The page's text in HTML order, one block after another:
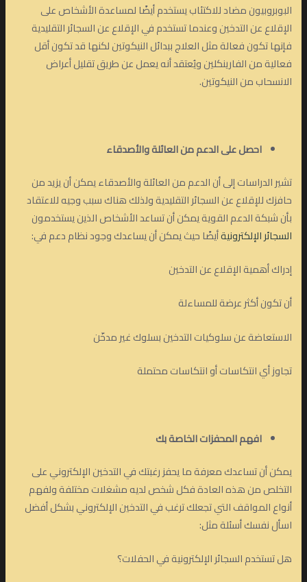
البوبروبيون مضاد للاكتئاب يستخدم أيضًا لمساعدة الأشخاص على
الإقلاع عن التدخين وعندما تستخدم في الإقلاع عن السجائر التقليدية
فإنها تكون فعالة مثل العلاج ببدائل النيكوتين لكنها قد تكون أقل
فعالية من الفارينكلين ويُعتقد أنه يعمل عن طريق تقليل أعراض
الانسحاب من النيكوتين.
احصل على الدعم من العائلة والأصدقاء
تشير الدراسات إلى أن الدعم من العائلة والأصدقاء يمكن أن يزيد من
حافزك للإقلاع عن السجائر التقليدية ولذلك هناك سبب وجيه للاعتقاد
بأن شبكة الدعم القوية يمكن أن تساعد الأشخاص الذين يستخدمون
السجائر الإلكترونيةأيضًا حيث يمكن أن يساعدك وجود نظام دعم في:
إدراك أهمية الإقلاع عن التدخين
أن تكون أكثر عرضة للمساءلة
الاستعاضة عن سلوكيات التدخين بسلوك غير مدخّن
تجاوز أي انتكاسات أو انتكاسات محتملة
افهم المحفزات الخاصة بك
يمكن أن تساعدك معرفة ما يحفز رغبتك في التدخين الإلكتروني على
التخلص من هذه العادة فكل شخص لديه مشغلات مختلفة ولفهم
أنواع المواقف التي تجعلك ترغب في التدخين الإلكتروني بشكل أفضل
اسأل نفسك أسئلة مثل:
هل تستخدم السجائر الإلكترونية في الحفلات؟